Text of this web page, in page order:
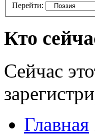
Перейти:
Кто
Сейчас
Главная